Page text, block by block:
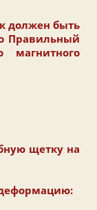
должен быть
Правильный
щетку на